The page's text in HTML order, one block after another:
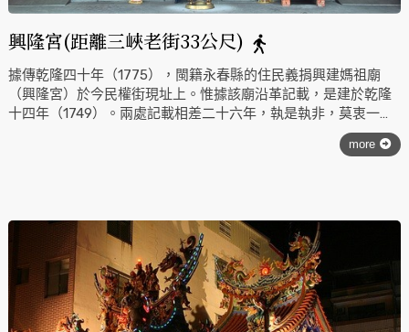
興隆宮(距離三峽老街33公尺)
據傳乾隆四十年（1775），閩籍永春縣的住民義捐興建媽祖廟
（興隆宮）於今民權街現址上。惟據該廟沿革記載，是建於乾隆
十四年（1749）。兩處記載相差二十六年，執是執非，莫衷一
是。據推測，前者可能是以建廟供眾膜拜之時間，而後者是攜奉
來三角湧之時間。按史載，陳瑜入墾海山莊的鶯哥石（今鶯
上一輩傳說中，有一則跛奇陷害陳黨的故事，傳說中的地點似是
今樹林鎮西園里和鶯歌鎮南靖里，古稱樟樹窟，斗門、崙仔一
帶。
more